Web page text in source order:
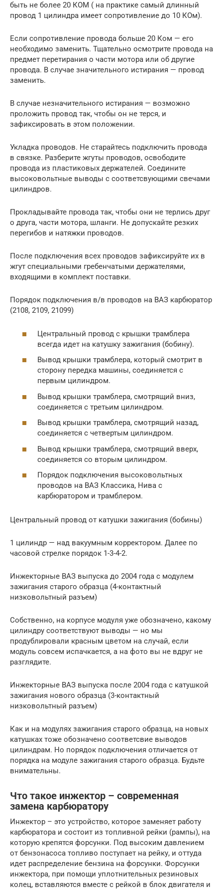
быть не более 20 КОМ ( на практике самый длинный
провод 1 цилиндра имеет сопротивление до 10 КОм).
Если сопротивление провода больше 20 Ком — его
необходимо заменить. Тщательно осмотрите провода на
предмет перетирания о части мотора или об другие
провода. В случае значительного истирания — провод
заменить.
В случае незначительного истирания — возможно
проложить провод так, чтобы он не терся, и
зафиксировать в этом положении.
Укладка проводов. Не старайтесь подключить провода
в связке. Разберите жгуты проводов, освободите
провода из пластиковых держателей. Соедините
высоковольтные выводы с соответсвующими свечами
цилиндров.
Прокладывайте провода так, чтобы они не терлись друг
о друга, части мотора, шланги. Не допускайте резких
перегибов и натяжки проводов.
После подключения всех проводов зафиксируйте их в
жгут специальными гребенчатыми держателями,
входящими в комплект поставки.
Порядок подключения в/в проводов на ВАЗ карбюратор
(2108, 2109, 21099)
Центральный провод с крышки трамблера
всегда идет на катушку зажигания (бобину).
Вывод крышки трамблера, который смотрит в
сторону передка машины, соединяется с
первым цилиндром.
Вывод крышки трамблера, смотрящий вниз,
соединяется с третьим цилиндром.
Вывод крышки трамблера, смотрящий назад,
соединяется с четвертым цилиндром.
Вывод крышки трамблера, смотрящий вверх,
соединяется со вторым цилиндром.
Порядок подключения высоковольтных
проводов на ВАЗ Классика, Нива с
карбюратором и трамблером.
Центральный провод от катушки зажигания (бобины)
1 цилиндр — над вакуумным корректором. Далее по
часовой стрелке порядок 1-3-4-2.
Инжекторные ВАЗ выпуска до 2004 года с модулем
зажигания старого образца (4-контактный
низковольтный разъем)
Собственно, на корпусе модуля уже обозначено, какому
цилиндру соответствуют выводы — но мы
продублировали красным цветом на случай, если
модуль совсем испачкается, а на фото вы не вдруг не
разглядите.
Инжекторные ВАЗ выпуска после 2004 года с катушкой
зажигания нового образца (3-контактный
низковольтный разъем)
Как и на модулях зажигания старого образца, на новых
катушках тоже обозначено соответсвие выводов
цилиндрам. Но порядок подключения отличается от
порядка на модуле зажигания старого образца. Будьте
внимательны.
Что такое инжектор – современная
замена карбюратору
Инжектор – это устройство, которое заменяет работу
карбюратора и состоит из топливной рейки (рампы), на
которую крепятся форсунки. Под высоким давлением
от бензонасоса топливо поступает на рейку, и оттуда
идет распределение бензина на форсунки. Форсунки
инжектора, при помощи уплотнительных резиновых
колец, вставляются вместе с рейкой в блок двигателя и